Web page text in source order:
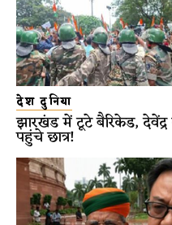
देश दुनिया
झारखंड में टूटे बैरिकेड,
पहुंचे छात्र!